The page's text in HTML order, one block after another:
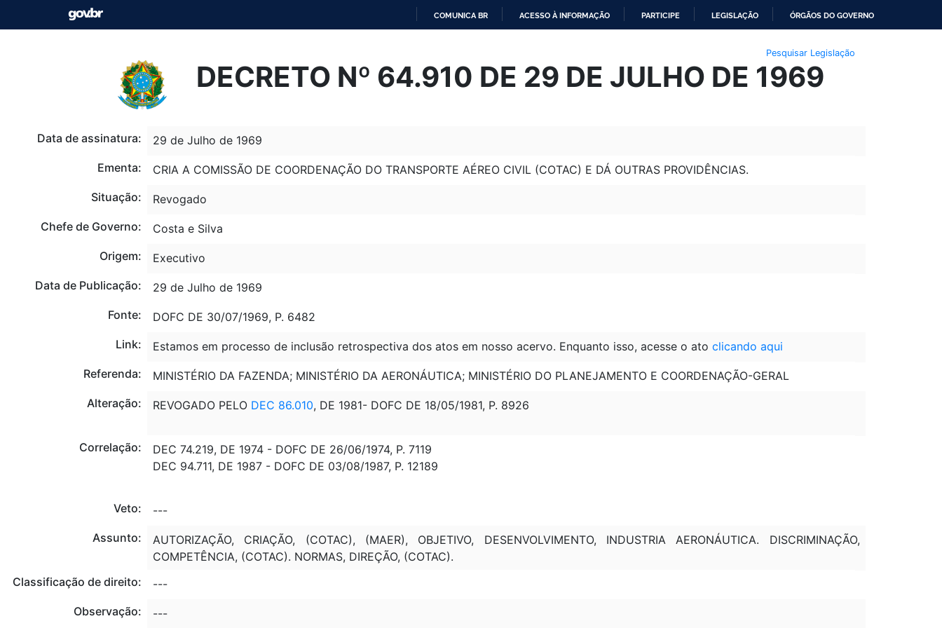
O
CONTEÚDO
COMUNICA BR ACESSO À INFORMAÇÃO PARTICIPE LEGISLAÇÃO ÓRGÃOS DO GOVERNO
Pesquisar Legislação
DECRETO Nº 64.910 DE 29 DE JULHO DE 1969
Data de assinatura:
29 de Julho de 1969
Ementa:
CRIA A COMISSÃO DE COORDENAÇÃO DO TRANSPORTE AÉREO CIVIL (COTAC) E DÁ OUTRAS PROVIDÊNCIAS.
Situação:
Revogado
Chefe de Governo:
Costa e Silva
Origem:
Executivo
Data de Publicação:
29 de Julho de 1969
Fonte:
DOFC DE 30/07/1969, P. 6482
Link:
Estamos em processo de inclusão retrospectiva dos atos em nosso acervo. Enquanto isso, acesse o ato clicando aqui
Referenda:
MINISTÉRIO DA FAZENDA; MINISTÉRIO DA AERONÁUTICA; MINISTÉRIO DO PLANEJAMENTO E COORDENAÇÃO-GERAL
Alteração:
REVOGADO PELO DEC 86.010, DE 1981- DOFC DE 18/05/1981, P. 8926
Correlação:
DEC 74.219, DE 1974 - DOFC DE 26/06/1974, P. 7119
DEC 94.711, DE 1987 - DOFC DE 03/08/1987, P. 12189
Veto:
---
Assunto:
AUTORIZAÇÃO, CRIAÇÃO, (COTAC), (MAER), OBJETIVO, DESENVOLVIMENTO, INDUSTRIA AERONÁUTICA. DISCRIMINAÇÃO,
COMPETÊNCIA, (COTAC). NORMAS, DIREÇÃO, (COTAC).
Classificação de direito:
---
Observação:
---